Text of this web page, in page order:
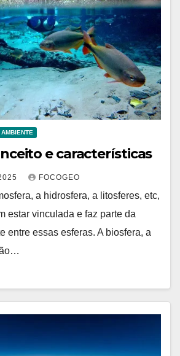
e características
FOCOGEO
a hidrosfera, a litosferes, etc,
estar vinculada e faz parte da
entre essas esferas. A biosfera, a